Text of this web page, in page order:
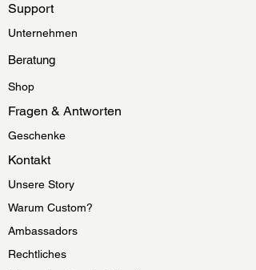
Support
Unternehmen
Beratung
Shop
Fragen & Antworten
Geschenke
Kontakt
Unsere Story
Warum Custom?
Ambassadors
Rechtliches